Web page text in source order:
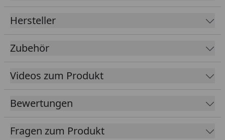
Rinnenbreite
107 mm Rinne + ca. 18 mm Wulst
Material
Fallrohr
Farbe
2 Metallfallrohre
Hersteller
Zubehör
Videos zum Produkt
Bewertungen
Fragen zum Produkt